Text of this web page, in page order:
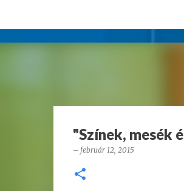
"Színek, mesék
– február 12, 2015